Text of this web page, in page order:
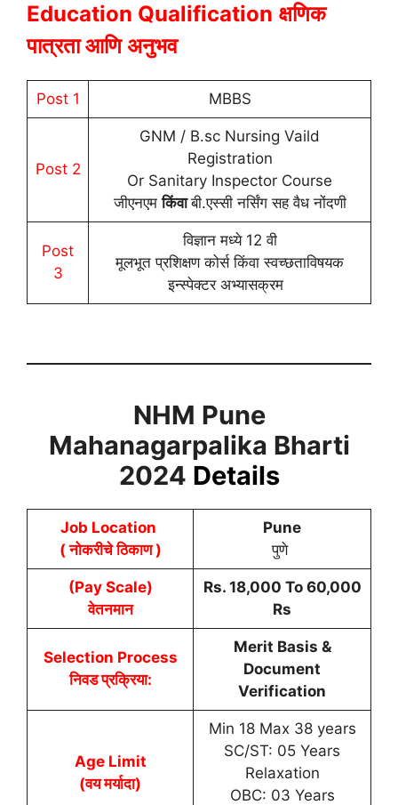
Education Qualification क्षणिक
पात्रता आणि अनुभव
Post 1 MBBS
Post 2
GNM / B.sc Nursing Vaild
Registration
Or Sanitary Inspector Course
जीएनएमकिंवाबी.एस्सी नर्सिंग सह वैध नोंदणी
Post
3
विज्ञान मध्ये 12 वी
मूलभूत प्रशिक्षण कोर्स किंवा स्वच्छताविषयक
इन्स्पेक्टर अभ्यासक्रम
NHM Pune
Mahanagarpalika Bharti
2024 Details
Job Location
( नोकरीचे ठिकाण )
Pune
पुणे
(Pay Scale)
वेतनमान
Rs. 18,000 To 60,000
Rs
Selection Process
निवड प्रक्रिया:
Merit Basis &
Document
Verification
Age Limit
(वय मर्यादा)
Min 18 Max 38 years
SC/ST: 05 Years
Relaxation
OBC: 03 Years